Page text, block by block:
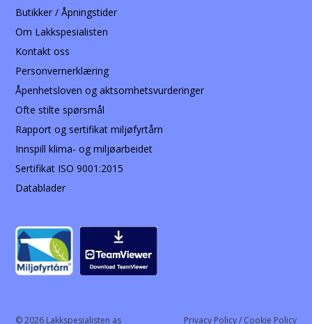
Butikker / Åpningstider
Om Lakkspesialisten
Kontakt oss
Personvernerklæring
Åpenhetsloven og aktsomhetsvurderinger
Ofte stilte spørsmål
Rapport og sertifikat miljøfyrtårn
Innspill klima- og miljøarbeidet
Sertifikat ISO 9001:2015
Datablader
© 2026 Lakkspesialisten as Privacy Policy / Cookie Policy